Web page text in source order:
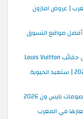
| عروض امازون
أفضل مواقع التسوق
أفضل منتجات اي هيرب للشعر لسنة 2026 | ستعيد الحيوية
نايس ون 2026
في المغرب